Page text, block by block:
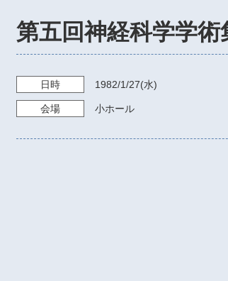
第五回神経科学学術
日時 1982/1/27(水)
会場 小ホール